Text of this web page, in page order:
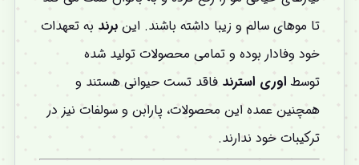
تا موهای سالم و زیبا داشته باشند. این برند به تعهدات
خود وفادار بوده و تمامی محصولات تولید شده
توسط اوری استرند فاقد تست حیوانی هستند و
همچنین عمده این محصولات، پارابن و سولفات نیز در
ترکیبات خود ندارند.